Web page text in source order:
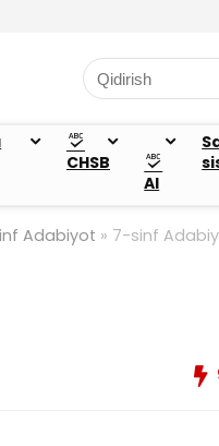
CHSB
AI
Adabiyot » 7-sinf